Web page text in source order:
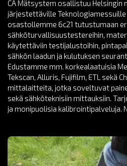
CA Mätsystem osallistuu Helsingin
järjestettäville Teknologiamessuille
osastollemme 6c21 tutustumaan
sähköturvallisuustestereihin,
käytettäviin testijalustoihin,
sähkön laadun ja kulutuksen
Edustamme mm. korkealaatuisia
Tekscan, Alluris, Fujifilm, ETL sekä
mittalaitteita, jotka soveltuvat
sekä sähköteknisiin mittauksiin.
ja monipuolisia kalibrointipalveluja.